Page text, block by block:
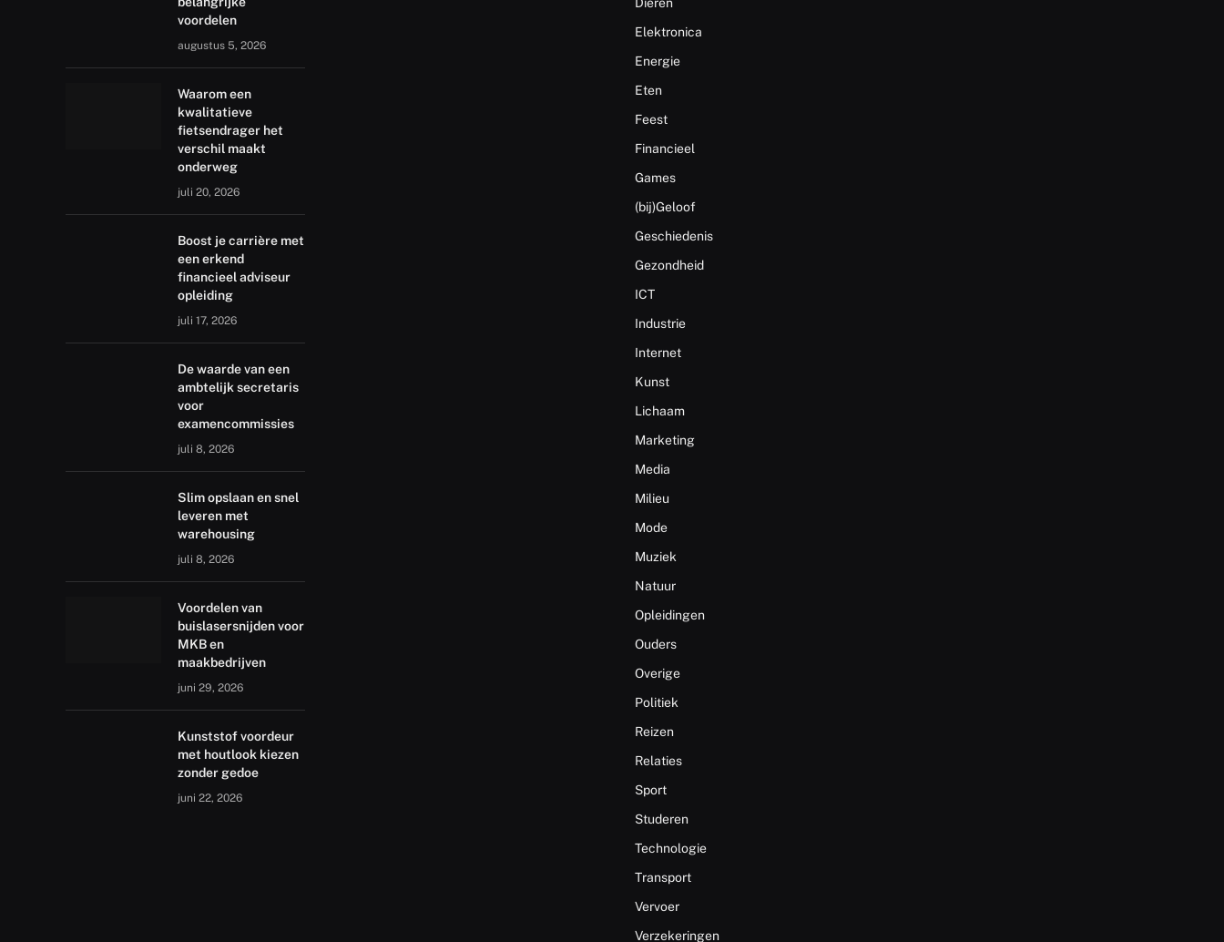
voordelen
augustus 5, 2026
Waarom een
kwalitatieve
fietsendrager het
verschil maakt
onderweg
juli 20, 2026
Boost je carrière met
een erkend
financieel adviseur
opleiding
juli 17, 2026
De waarde van een
ambtelijk secretaris
voor
examencommissies
juli 8, 2026
Slim opslaan en snel
leveren met
warehousing
juli 8, 2026
Voordelen van
buislasersnijden voor
MKB en
maakbedrijven
juni 29, 2026
Kunststof voordeur
met houtlook kiezen
zonder gedoe
juni 22, 2026
Dieren
Elektronica
Energie
Eten
Feest
Financieel
Games
(bij)Geloof
Geschiedenis
Gezondheid
ICT
Industrie
Internet
Kunst
Lichaam
Marketing
Media
Milieu
Mode
Muziek
Natuur
Opleidingen
Ouders
Overige
Politiek
Reizen
Relaties
Sport
Studeren
Technologie
Transport
Vervoer
Verzekeringen